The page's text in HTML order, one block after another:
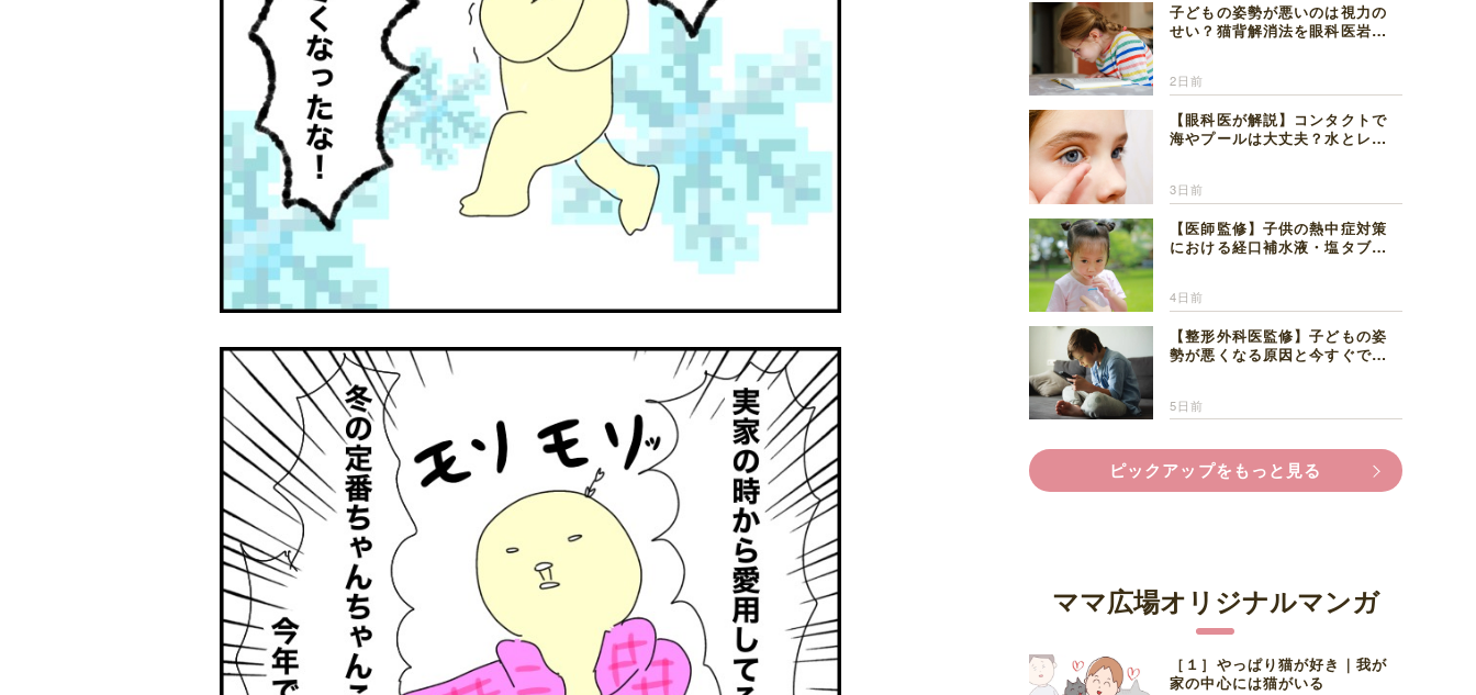
子どもの姿勢が悪いのは視力の
せい？猫背解消法を眼科医岩見
2日前
【眼科医が解説】コンタクトで
海やプールは大丈夫？水とレン
3日前
【医師監修】子供の熱中症対策
における経口補水液・塩タブレ
4日前
【整形外科医監修】子どもの姿
勢が悪くなる原因と今すぐでき
5日前
ピックアップをもっと見る
ママ広場オリジナルマンガ
［１］やっぱり猫が好き｜我が
家の中心には猫がいる